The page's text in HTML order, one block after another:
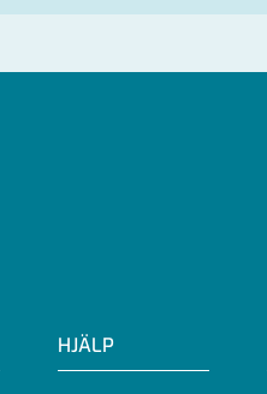
HJÄLP